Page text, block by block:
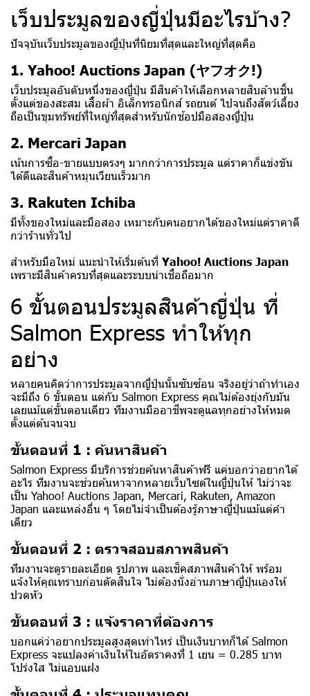
เว็บประมูลของญี่ปุ่นมีอะไรบ้าง?
ปัจจุบันเว็บประมูลของญี่ปุ่นที่นิยมที่สุดและใหญ่ที่สุดคือ
1. Yahoo! Auctions Japan (ヤフオク!)
เว็บประมูลอันดับหนึ่งของญี่ปุ่น มีสินค้าให้เลือกหลายสิบล้านชิ้น
ตั้งแต่ของสะสม เสื้อผ้า อิเล็กทรอนิกส์ รถยนต์ ไปจนถึงสัตว์เลี้ยง
ถือเป็นขุมทรัพย์ที่ใหญ่ที่สุดสำหรับนักช้อปมือสองญี่ปุ่น
2. Mercari Japan
เน้นการซื้อ-ขายแบบตรงๆ มากกว่าการประมูล แต่ราคาก็แข่งขัน
ได้ดีและสินค้าหมุนเวียนเร็วมาก
3. Rakuten Ichiba
มีทั้งของใหม่และมือสอง เหมาะกับคนอยากได้ของใหม่แต่ราคาดี
กว่าร้านทั่วไป
สำหรับมือใหม่ แนะนำให้เริ่มต้นที่ Yahoo! Auctions Japan
เพราะมีสินค้าครบที่สุดและระบบน่าเชื่อถือมาก
6 ขั้นตอนประมูลสินค้าญี่ปุ่น ที่
Salmon Express ทำให้ทุก
อย่าง
หลายคนคิดว่าการประมูลจากญี่ปุ่นนั้นซับซ้อน จริงอยู่ว่าถ้าทำเอง
จะมีถึง 6 ขั้นตอน แต่กับ Salmon Express คุณไม่ต้องยุ่งกับมัน
เลยแม้แต่ขั้นตอนเดียว ทีมงานมืออาชีพจะดูแลทุกอย่างให้หมด
ตั้งแต่ต้นจนจบ
ขั้นตอนที่ 1 : ค้นหาสินค้า
Salmon Express มีบริการช่วยค้นหาสินค้าฟรี แค่บอกว่าอยากได้
อะไร ทีมงานจะช่วยค้นหาจากหลายเว็บไซต์ในญี่ปุ่นให้ ไม่ว่าจะ
เป็น Yahoo! Auctions Japan, Mercari, Rakuten, Amazon
Japan และแหล่งอื่น ๆ โดยไม่จำเป็นต้องรู้ภาษาญี่ปุ่นแม้แต่คำ
เดียว
ขั้นตอนที่ 2 : ตรวจสอบสภาพสินค้า
ทีมงานจะดูรายละเอียด รูปภาพ และเช็คสภาพสินค้าให้ พร้อม
แจ้งให้คุณทราบก่อนตัดสินใจ ไม่ต้องนั่งอ่านภาษาญี่ปุ่นเองให้
ปวดหัว
ขั้นตอนที่ 3 : แจ้งราคาที่ต้องการ
บอกแค่ว่าอยากประมูลสูงสุดเท่าไหร่ เป็นเงินบาทก็ได้ Salmon
Express จะแปลงค่าเงินให้ในอัตราคงที่ 1 เยน = 0.285 บาท
โปร่งใส ไม่แอบแฝง